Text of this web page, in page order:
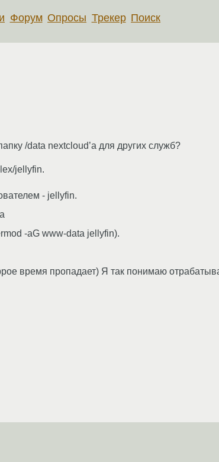
Форум Опросы Трекер Поиск
/data nextcloud’a для других служб?
jellyfin.
- jellyfin.
-aG www-data jellyfin).
время пропадает) Я так понимаю